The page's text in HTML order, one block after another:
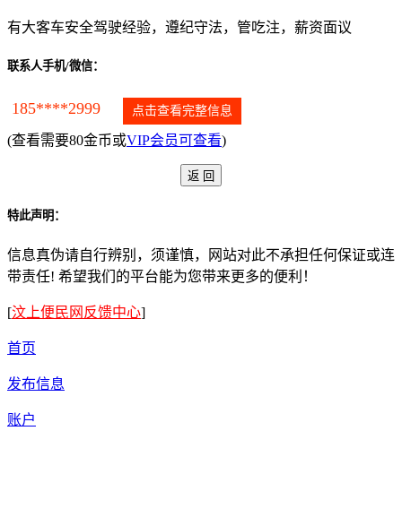
有大客车安全驾驶经验，遵纪守法，管吃注，薪资面议
联系人手机/微信：
185****2999 点击查看完整信息
(查看需要80金币或VIP会员可查看)
特此声明：
信息真伪请自行辨别，须谨慎，网站对此不承担任何保证或连
带责任! 希望我们的平台能为您带来更多的便利！
[汶上便民网反馈中心]
首页
发布信息
账户